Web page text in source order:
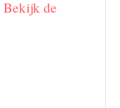
Bekijk de